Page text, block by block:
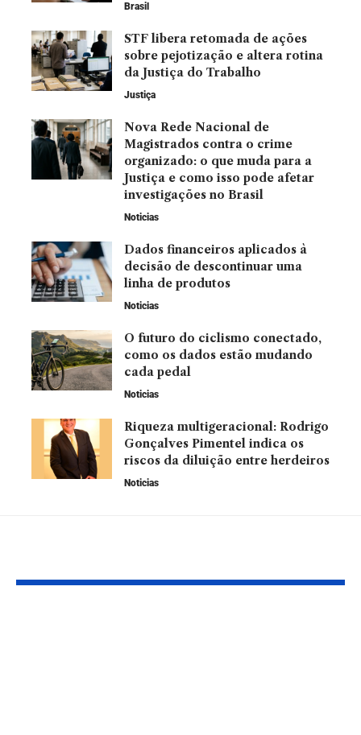
Brasil
STF libera retomada de ações
sobre pejotização e altera rotina
da Justiça do Trabalho
Justiça
Nova Rede Nacional de
Magistrados contra o crime
organizado: o que muda para a
Justiça e como isso pode afetar
investigações no Brasil
Noticias
Dados financeiros aplicados à
decisão de descontinuar uma
linha de produtos
Noticias
O futuro do ciclismo conectado,
como os dados estão mudando
cada pedal
Noticias
Riqueza multigeracional: Rodrigo
Gonçalves Pimentel indica os
riscos da diluição entre herdeiros
Noticias